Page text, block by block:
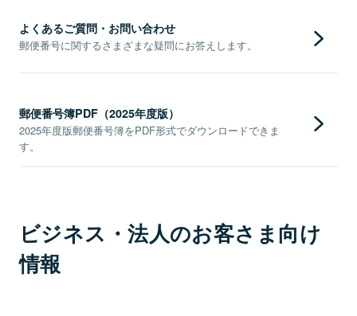
よくあるご質問・お問い合わせ
郵便番号に関するさまざまな疑問にお答えします。
郵便番号簿PDF（2025年度版）
2025年度版郵便番号簿をPDF形式でダウンロードできま
す。
ビジネス・法人のお客さま向け
情報